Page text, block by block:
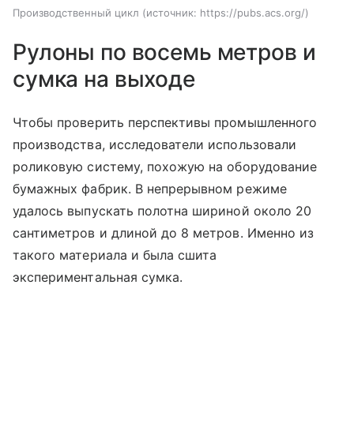
Производственный цикл источник: https://pubs.acs.org/
Рулоны по восемь метров и
сумка на выходе
Чтобы проверить перспективы промышленного
производства, исследователи использовали
роликовую систему, похожую на оборудование
бумажных фабрик. В непрерывном режиме
удалось выпускать полотна шириной около 20
сантиметров и длиной до 8 метров. Именно из
такого материала и была сшита
экспериментальная сумка.